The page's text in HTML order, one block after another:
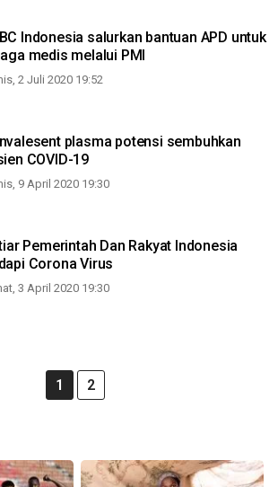
Indonesia salurkan bantuan APD untuk
medis melalui PMI
2 Juli 2020 19:52
plasma potensi sembuhkan
COVID-19
9 April 2020 19:30
Pemerintah Dan Rakyat Indonesia
Corona Virus
3 April 2020 19:30
1 2